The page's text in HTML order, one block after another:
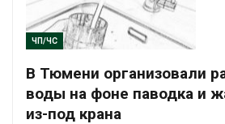
ЧП/ЧС
В Тюмени организовали
воды на фоне паводка и
из-под крана